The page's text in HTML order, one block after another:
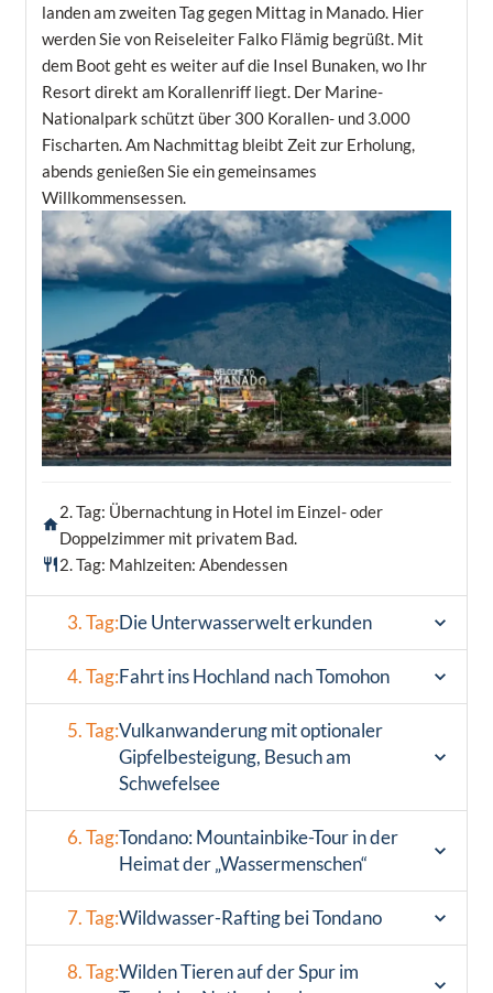
landen am zweiten Tag gegen Mittag in Manado. Hier
werden Sie von Reiseleiter Falko Flämig begrüßt. Mit
dem Boot geht es weiter auf die Insel Bunaken, wo Ihr
Resort direkt am Korallenriff liegt. Der Marine-
Nationalpark schützt über 300 Korallen- und 3.000
Fischarten. Am Nachmittag bleibt Zeit zur Erholung,
abends genießen Sie ein gemeinsames
Willkommensessen.
2. Tag: Übernachtung in Hotel im Einzel- oder
Doppelzimmer mit privatem Bad.
2. Tag: Mahlzeiten: Abendessen
3. Tag:Die Unterwasserwelt erkunden
4. Tag:Fahrt ins Hochland nach Tomohon
5. Tag:Vulkanwanderung mit optionaler
Gipfelbesteigung, Besuch am
Schwefelsee
6. Tag:Tondano: Mountainbike-Tour in der
Heimat der „Wassermenschen“
7. Tag:Wildwasser-Rafting bei Tondano
8. Tag:Wilden Tieren auf der Spur im